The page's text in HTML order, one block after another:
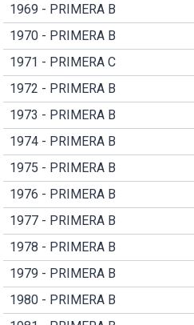
1969 - PRIMERA B
1970 - PRIMERA B
1971 - PRIMERA C
1972 - PRIMERA B
1973 - PRIMERA B
1974 - PRIMERA B
1975 - PRIMERA B
1976 - PRIMERA B
1977 - PRIMERA B
1978 - PRIMERA B
1979 - PRIMERA B
1980 - PRIMERA B